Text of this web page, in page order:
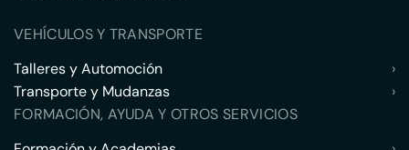
VEHÍCULOS Y TRANSPORTE
Talleres y Automoción
›
Transporte y Mudanzas
›
FORMACIÓN, AYUDA Y OTROS SERVICIOS